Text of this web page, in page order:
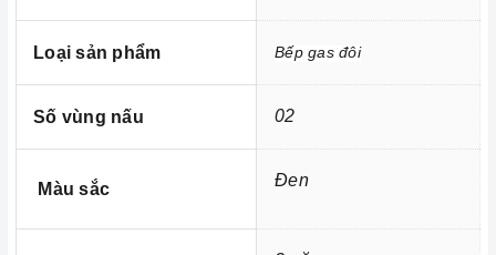
Trung tâm bảo trì - sửa chữa thiết bị nhà bếp
cao cấp tại Miền Nam
Loại sản phẩm Bếp gas đôi
Số vùng nấu 02
Màu sắc Đen